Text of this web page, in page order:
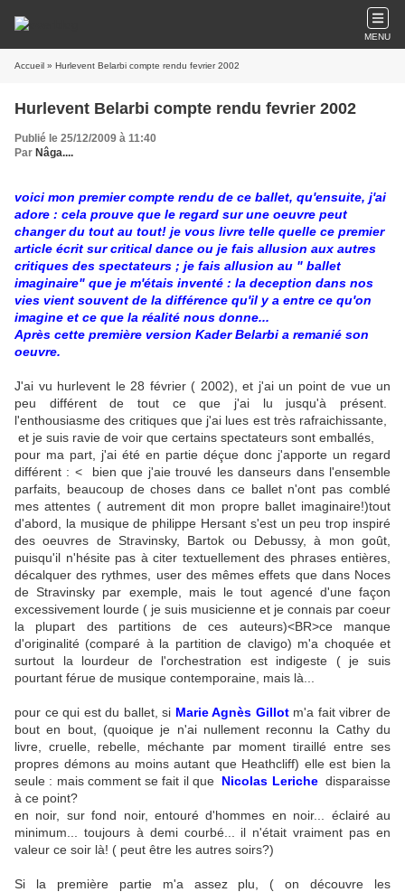
MENU
Accueil » Hurlevent Belarbi compte rendu fevrier 2002
Hurlevent Belarbi compte rendu fevrier 2002
Publié le 25/12/2009 à 11:40
Par Nâga....
voici mon premier compte rendu de ce ballet, qu'ensuite, j'ai
adore : cela prouve que le regard sur une oeuvre peut
changer du tout au tout! je vous livre telle quelle ce premier
article écrit sur critical dance ou je fais allusion aux autres
critiques des spectateurs ; je fais allusion au " ballet
imaginaire" que je m'étais inventé : la deception dans nos
vies vient souvent de la différence qu'il y a entre ce qu'on
imagine et ce que la réalité nous donne...
Après cette première version Kader Belarbi a remanié son
oeuvre.
J'ai vu hurlevent le 28 février ( 2002), et j'ai un point de vue un
peu différent de tout ce que j'ai lu jusqu'à présent.
l'enthousiasme des critiques que j'ai lues est très rafraichissante,
et je suis ravie de voir que certains spectateurs sont emballés,
pour ma part, j'ai été en partie déçue donc j'apporte un regard
différent : < bien que j'aie trouvé les danseurs dans l'ensemble
parfaits, beaucoup de choses dans ce ballet n'ont pas comblé
mes attentes ( autrement dit mon propre ballet imaginaire!)tout
d'abord, la musique de philippe Hersant s'est un peu trop inspiré
des oeuvres de Stravinsky, Bartok ou Debussy, à mon goût,
puisqu'il n'hésite pas à citer textuellement des phrases entières,
décalquer des rythmes, user des mêmes effets que dans Noces
de Stravinsky par exemple, mais le tout agencé d'une façon
excessivement lourde ( je suis musicienne et je connais par coeur
la plupart des partitions de ces auteurs)<BR>ce manque
d'originalité (comparé à la partition de clavigo) m'a choquée et
surtout la lourdeur de l'orchestration est indigeste ( je suis
pourtant férue de musique contemporaine, mais là...
pour ce qui est du ballet, si Marie Agnès Gillotm'a fait vibrer de
bout en bout, (quoique je n'ai nullement reconnu la Cathy du
livre, cruelle, rebelle, méchante par moment tiraillé entre ses
propres démons au moins autant que Heathcliff) elle est bien la
seule : mais comment se fait il que Nicolas Leriche disparaisse
à ce point?
en noir, sur fond noir, entouré d'hommes en noir... éclairé au
minimum... toujours à demi courbé... il n'était vraiment pas en
valeur ce soir là! ( peut être les autres soirs?)
Si la première partie m'a assez plu, ( on découvre les